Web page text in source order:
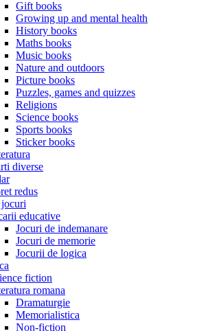
Gift books
Growing up and mental health
History books
Maths books
Music books
Nature and outdoors
Picture books
Puzzles, games and quizzes
Religions
Science books
Sports books
Sticker books
diverse
redus
jocuri
educative
Jocuri de indemanare
Jocuri de memorie
Jocurii de logica
fiction
romana
Dramaturgie
Memorialistica
Non-fiction